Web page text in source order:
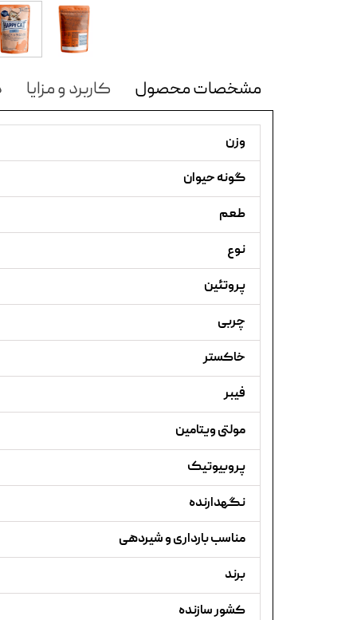
مشخصات محصول کاربرد و مزایا
وزن
گونه حیوان
طعم
نوع
پروتئین
چربی
خاکستر
فیبر
مولتی ویتامین
پروبیوتیک
نگهدارنده
مناسب بارداری و شیردهی
برند
کشور سازنده